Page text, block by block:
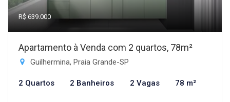
R$ 639.000
Apartamento à Venda com 2 quartos, 78m²
Guilhermina, Praia Grande-SP
2 Quartos 2 Banheiros 2 Vagas 78 m²